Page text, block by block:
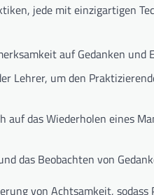
jede mit einzigartigen
auf Gedanken und
Lehrer, um den
auf das Wiederholen eines
das Beobachten von
von Achtsamkeit,